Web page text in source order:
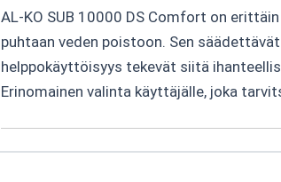
AL-KO SUB 10000 DS Comfort on
puhtaan veden poistoon. Sen
helppokäyttöisyys tekevät siitä
Erinomainen valinta käyttäjälle, joka